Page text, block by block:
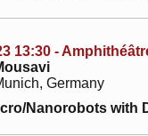
13:30 -
Germany
Nanorobots with